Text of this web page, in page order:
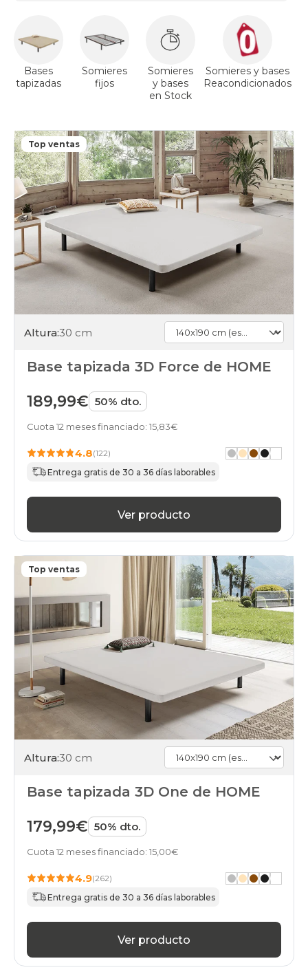
Bases
tapizadas
Somieres
fijos
Somieres
y bases
en Stock
Somieres y bases
Reacondicionados
Top ventas
Altura:30 cm
Base tapizada 3D Force de HOME
189,99€ 50% dto.
Cuota 12 meses financiado: 15,83€
4.8(122)
Entrega gratis de 30 a 36 días laborables
Ver producto
Top ventas
Altura:30 cm
Base tapizada 3D One de HOME
179,99€ 50% dto.
Cuota 12 meses financiado: 15,00€
4.9(262)
Entrega gratis de 30 a 36 días laborables
Ver producto